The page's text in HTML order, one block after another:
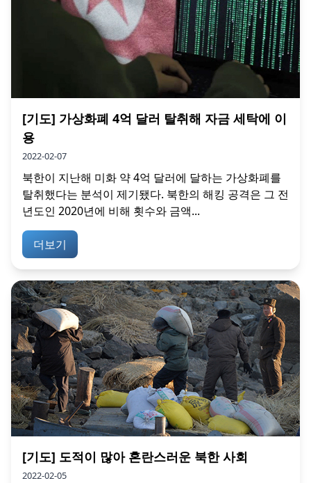
[기도] 가상화폐 4억 달러 탈취해 자금 세탁에 이
용
2022-02-07
북한이 지난해 미화 약 4억 달러에 달하는 가상화폐를
탈취했다는 분석이 제기됐다. 북한의 해킹 공격은 그 전
년도인 2020년에 비해 횟수와 금액...
더보기
[기도] 도적이 많아 혼란스러운 북한 사회
2022-02-05